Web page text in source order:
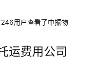
用户查看了中振物
运费用公司